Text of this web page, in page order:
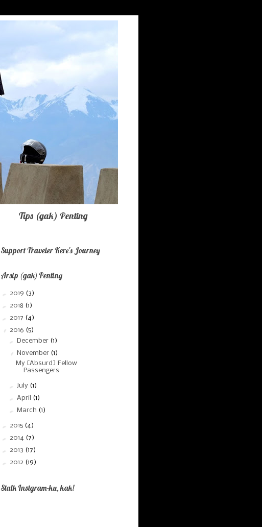
Tips (gak) Penting
Support Traveler Kere's Journey
Arsip (gak) Penting
► 2019 (3)
► 2018 (1)
► 2017 (4)
▼ 2016 (5)
►December (1)
▼November (1)
My [Absurd] Fellow
Passengers
► July (1)
►April (1)
►March (1)
► 2015 (4)
► 2014 (7)
► 2013 (17)
► 2012 (19)
Stalk Instgram-ku, kak!